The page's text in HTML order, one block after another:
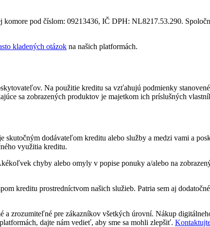
pod číslom: 09213436, IČ DPH: NL8217.53.290.
kladených otázok na našich platformách.
Na použitie kreditu sa vzťahujú podmienky
sa zobrazených produktov je majetkom ich príslušných
skutočným dodávateľom kreditu alebo služby a medzi vami a
využitia kreditu.
chyby alebo omyly v popise ponuky a/alebo na
kreditu prostredníctvom našich služieb. Patria sem aj
a zrozumiteľné pre zákazníkov všetkých úrovní. Nákup
dajte nám vedieť, aby sme sa mohli zlepšiť.